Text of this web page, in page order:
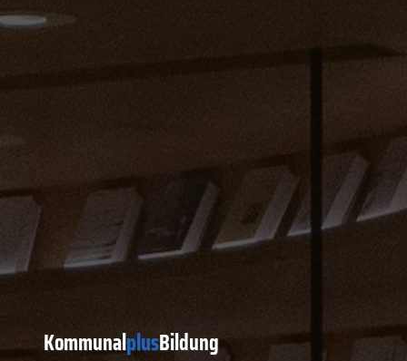
KommunalplusBildung